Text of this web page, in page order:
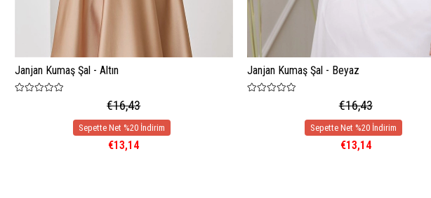
Janjan Kumaş Şal - Altın
€16,43
€13,14
Janjan Kumaş Şal - Beyaz
€16,43
€13,14